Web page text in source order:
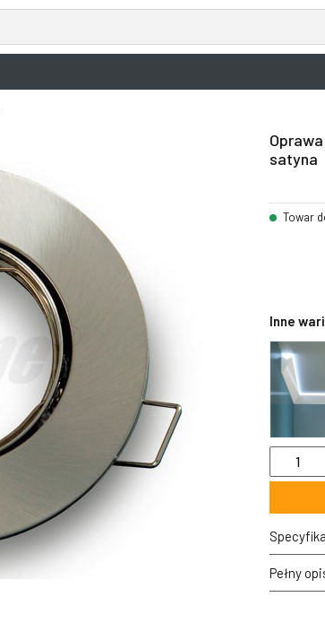
satyna
Towar
Inne
Oprawa
okrągła
ruchoma,
odlew
-
satyna
Pełny